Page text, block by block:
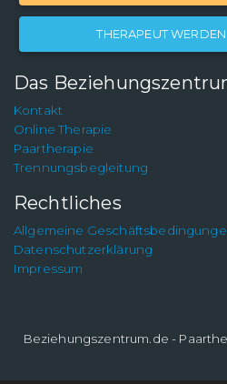
THERAPEUT WERDEN
Das
Kontakt
Online Therapie
Paartherapie
Trennungsbegleitung
Rechtliches
Allgemeine
Datenschutzerklärung
Impressum
Beziehungszentrum.de -